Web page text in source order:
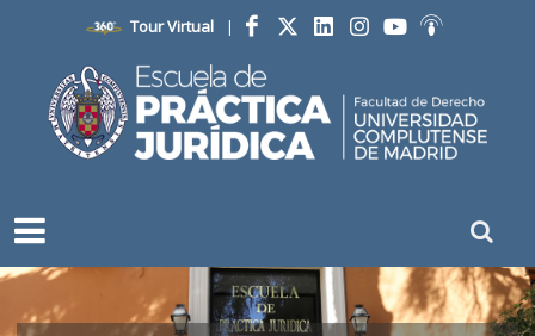
Tour Virtual |
Facebook